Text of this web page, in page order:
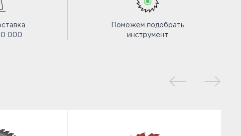
000
Поможем подобрать
инструмент